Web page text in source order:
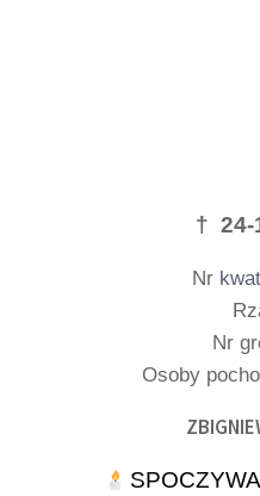
† 24-
Nr
Nr
Osoby